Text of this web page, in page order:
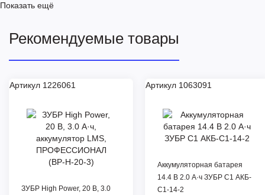
Показать ещё
Рекомендуемые товары
Артикул 1226061
ЗУБР High Power, 20 В, 3.0
Артикул 1063091
Аккумуляторная батарея
14.4 В 2.0 А·ч ЗУБР С1 АКБ-
С1-14-2